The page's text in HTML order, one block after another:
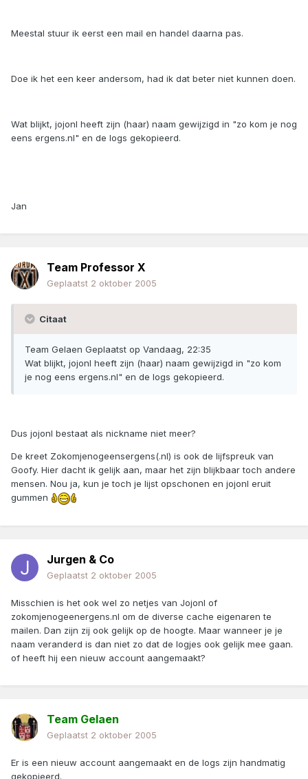
Meestal stuur ik eerst een mail en handel daarna pas.
Doe ik het een keer andersom, had ik dat beter niet kunnen doen.
Wat blijkt, jojonl heeft zijn (haar) naam gewijzigd in "zo kom je nog
eens ergens.nl" en de logs gekopieerd.
Jan
Team Professor X
Geplaatst 2 oktober 2005
Citaat
Team Gelaen Geplaatst op Vandaag, 22:35
Wat blijkt, jojonl heeft zijn (haar) naam gewijzigd in "zo kom
je nog eens ergens.nl" en de logs gekopieerd.
Dus jojonl bestaat als nickname niet meer?
De kreet Zokomjenogeensergens(.nl) is ook de lijfspreuk van
Goofy. Hier dacht ik gelijk aan, maar het zijn blijkbaar toch andere
mensen. Nou ja, kun je toch je lijst opschonen en jojonl eruit
gummen
Jurgen & Co
Geplaatst 2 oktober 2005
Misschien is het ook wel zo netjes van Jojonl of
zokomjenogeenergens.nl om de diverse cache eigenaren te
mailen. Dan zijn zij ook gelijk op de hoogte. Maar wanneer je je
naam veranderd is dan niet zo dat de logjes ook gelijk mee gaan.
of heeft hij een nieuw account aangemaakt?
Team Gelaen
Geplaatst 2 oktober 2005
Er is een nieuw account aangemaakt en de logs zijn handmatig
gekopieerd.